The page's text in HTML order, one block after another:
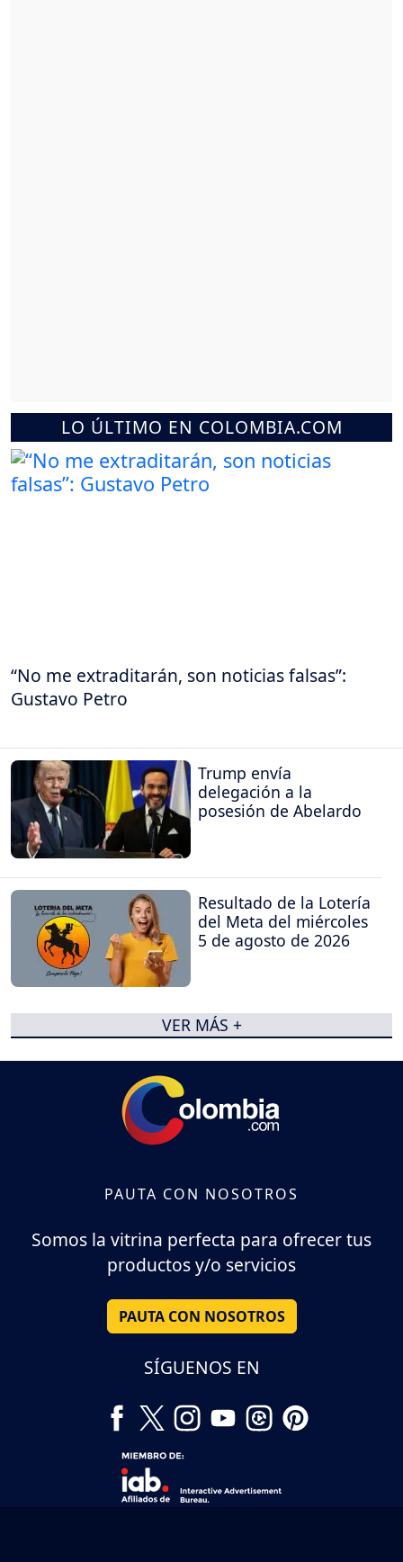
LO ÚLTIMO EN COLOMBIA.COM
“No me extraditarán, son noticias falsas”:
Gustavo Petro
Trump envía
delegación a la
posesión de Abelardo
Resultado de la Lotería
del Meta del miércoles
5 de agosto de 2026
VER MÁS +
PAUTA CON NOSOTROS
Somos la vitrina perfecta para ofrecer tus
productos y/o servicios
PAUTA CON NOSOTROS
SÍGUENOS EN